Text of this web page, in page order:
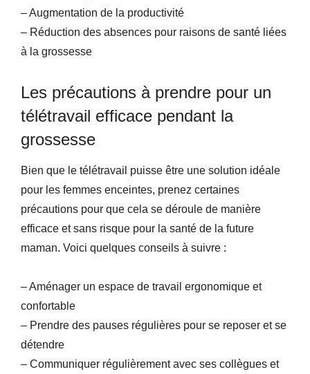
– Augmentation de la productivité
– Réduction des absences pour raisons de santé liées
à la grossesse
Les précautions à prendre pour un
télétravail efficace pendant la
grossesse
Bien que le télétravail puisse être une solution idéale
pour les femmes enceintes, prenez certaines
précautions pour que cela se déroule de manière
efficace et sans risque pour la santé de la future
maman. Voici quelques conseils à suivre :
– Aménager un espace de travail ergonomique et
confortable
– Prendre des pauses régulières pour se reposer et se
détendre
– Communiquer régulièrement avec ses collègues et